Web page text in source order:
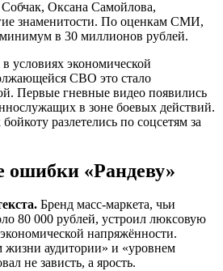
Оксана Самойлова,
знаменитости. По оценкам СМИ,
в 30 миллионов рублей.
условиях экономической
СВО это стало
Первые гневные видео появились
в зоне боевых действий.
разлетелись по соцсетям за
ошибки «Рандеву»
Бренд масс-маркета, чьи
80 000 рублей, устроил люксовую
напряжённости.
аудитории» и «уровнем
не зависть, а ярость.